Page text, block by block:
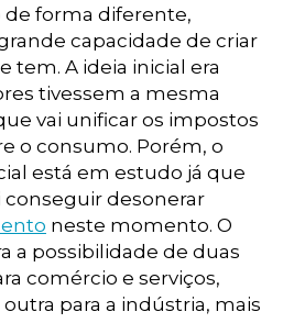
de forma diferente,
capacidade de criar
tem. A ideia inicial era
tivessem a mesma
vai unificar os impostos
o consumo. Porém, o
está em estudo já que
conseguir desonerar
neste momento. O
a possibilidade de duas
comércio e serviços,
outra para a indústria, mais